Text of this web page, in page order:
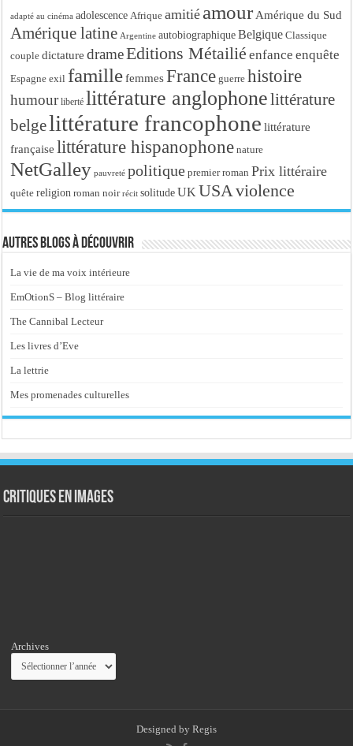
adapté au cinéma adolescence Afrique amitié amour Amérique du Sud
Amérique latine Argentine autobiographique Belgique Classique
couple dictature drameEditions Métailié enfance enquête
Espagne exil famille femmes France guerre histoire
humour liberté littérature anglophonelittérature
belgelittérature francophone littérature
française littérature hispanophone nature
NetGalley pauvreté politique premier roman Prix littéraire
quête religion roman noir récit solitude UK USAviolence
Autres blogs à découvrir
La vie de ma voix intérieure
EmOtionS – Blog littéraire
The Cannibal Lecteur
Les livres d’Eve
La lettrie
Mes promenades culturelles
Critiques en images
Archives
Designed by Regis